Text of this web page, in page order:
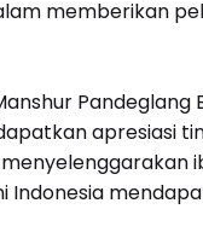
memberikan
apresiasi
Indonesia